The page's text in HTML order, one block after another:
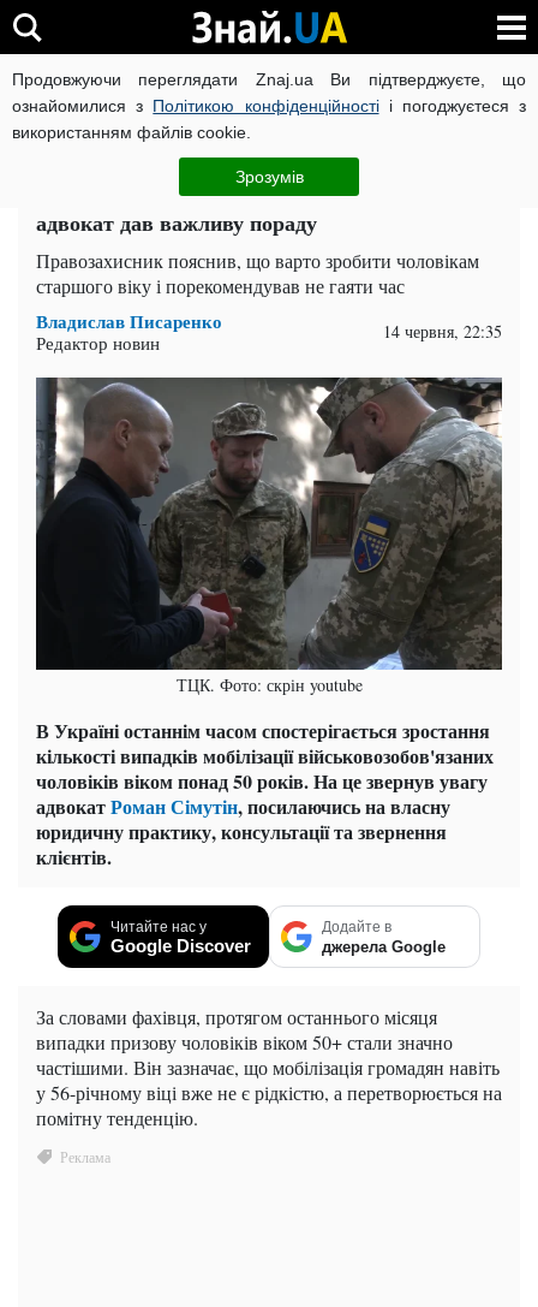
Продовжуючи переглядати Znaj.ua Ви підтверджуєте, що
ознайомилися з Політикою конфіденційностіі погоджуєтеся з
використанням файлів cookie.
Зрозумів
ВІЙНА РОСІЇ ПРОТИ УКРАЇНИ КОРОНАВІРУС В УКРАЇНІ
ЧИТАТЬ НА РУССКОМ
Мобілізація чоловіків 50+ посилюється:
адвокат дав важливу пораду
Правозахисник пояснив, що варто зробити чоловікам
старшого віку і порекомендував не гаяти час
Владислав Писаренко
Редактор новин 14 червня, 22:35
ТЦК. Фото: скрін youtube
В Україні останнім часом спостерігається зростання
кількості випадків мобілізації військовозобов'язаних
чоловіків віком понад 50 років. На це звернув увагу
адвокатРоман Сімутін, посилаючись на власну
юридичну практику, консультації та звернення
клієнтів.
Читайте нас у
Google Discover
Додайте в
джерела Google
За словами фахівця, протягом останнього місяця
випадки призову чоловіків віком 50+ стали значно
частішими. Він зазначає, що мобілізація громадян навіть
у 56-річному віці вже не є рідкістю, а перетворюється на
помітну тенденцію.